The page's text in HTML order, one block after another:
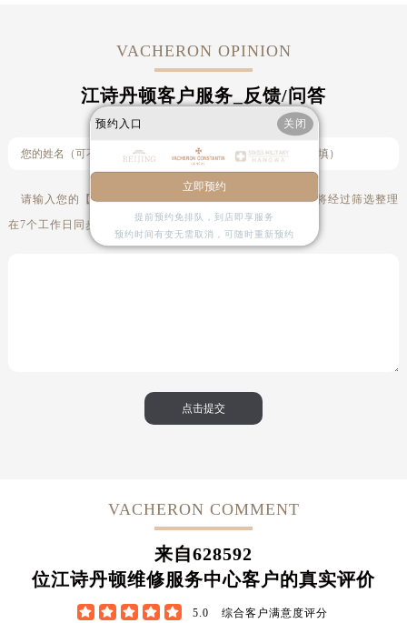
VACHERON OPINION
江诗丹顿客户服务_反馈/问答
请输入您的【意见建议】或【腕表问题】（注：腕表问题将经过筛选整理
在7个工作日同步至网站
问答栏目 ）
VACHERON COMMENT
来自628592
位江诗丹顿维修服务中心客户的真实评价
     5.0 综合客户满意度评分
预约入口 关闭
立即预约
提前预约免排队，到店即享服务
预约时间有变无需取消，可随时重新预约